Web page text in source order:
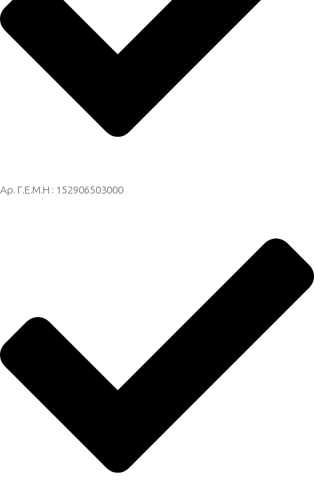
Αρ. Γ.Ε.Μ.Η : 152906503000